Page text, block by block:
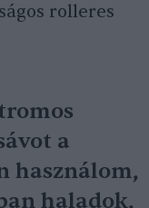
rolleres
a
használom,
haladok,